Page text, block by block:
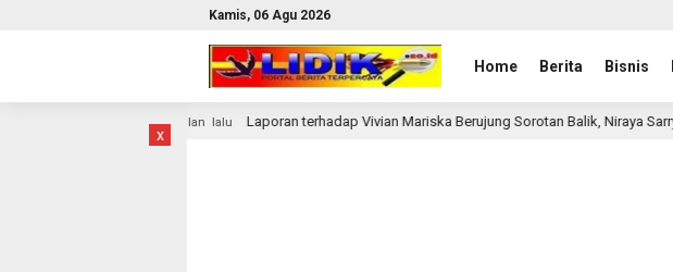
Kamis, 06 Agu 2026
Home Berita Bisnis
x
Laporan terhadap Vivian Mariska Berujung Sorotan Balik, Niraya Sarry Ternyata